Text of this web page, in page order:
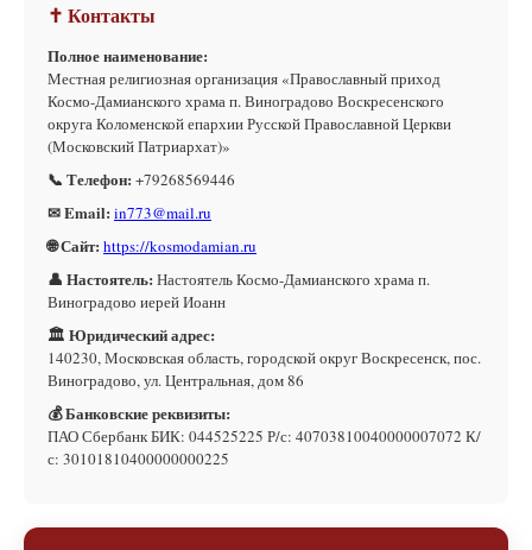
✝ Контакты
Полное наименование:
Местная религиозная организация «Православный приход
Космо-Дамианского храма п. Виноградово Воскресенского
округа Коломенской епархии Русской Православной Церкви
(Московский Патриархат)»
📞 Телефон: +79268569446
✉ Email: in773@mail.ru
🌐 Сайт: https://kosmodamian.ru
👤 Настоятель: Настоятель Космо-Дамианского храма п.
Виноградово иерей Иоанн
🏛 Юридический адрес:
140230, Московская область, городской округ Воскресенск, пос.
Виноградово, ул. Центральная, дом 86
💰 Банковские реквизиты:
ПАО Сбербанк БИК: 044525225 Р/с: 40703810040000007072 К/
с: 30101810400000000225